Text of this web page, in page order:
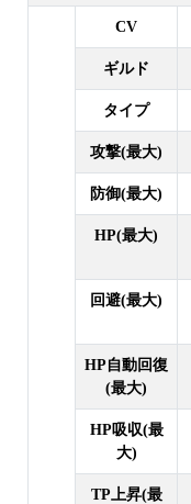
CV
ギルド
タイプ
攻撃(最大)
防御(最大)
HP(最大)
回避(最大)
HP自動回復
(最大)
HP吸収(最
大)
TP上昇(最